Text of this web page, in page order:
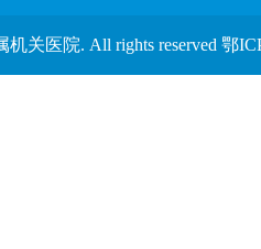
关医院. All rights reserved 鄂